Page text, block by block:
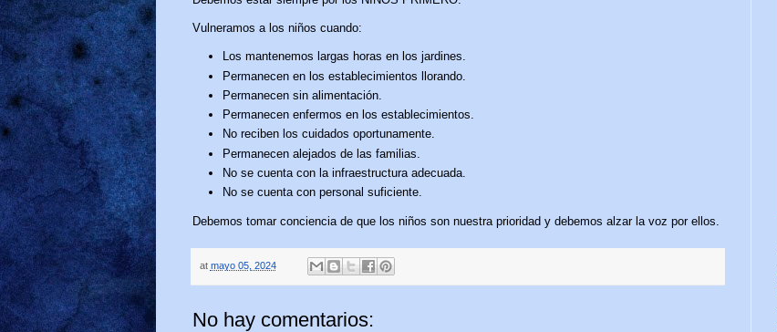
Vulneramos a los niños cuando:
Los mantenemos largas horas en los jardines.
Permanecen en los establecimientos llorando.
Permanecen sin alimentación.
Permanecen enfermos en los establecimientos.
No reciben los cuidados oportunamente.
Permanecen alejados de las familias.
No se cuenta con la infraestructura adecuada.
No se cuenta con personal suficiente.
Debemos tomar conciencia de que los niños son nuestra prioridad y debemos alzar la voz por ellos.
at mayo 05, 2024
No hay comentarios: